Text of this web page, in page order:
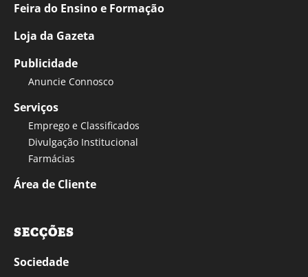
Feira do Ensino e Formação
Loja da Gazeta
Publicidade
Anuncie Connosco
Serviços
Emprego e Classificados
Divulgação Institucional
Farmácias
Área de Cliente
SECÇÕES
Sociedade